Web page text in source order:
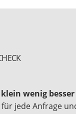
wenig
jede Anfrage